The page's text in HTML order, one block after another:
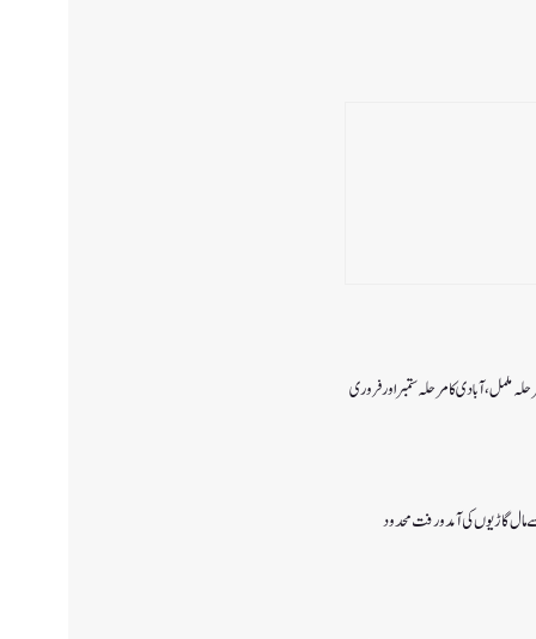
مکمل،آبادی کا مرحلہ ستمبر اور فروری
مال گاڑیوں کی آمدورفت محدود